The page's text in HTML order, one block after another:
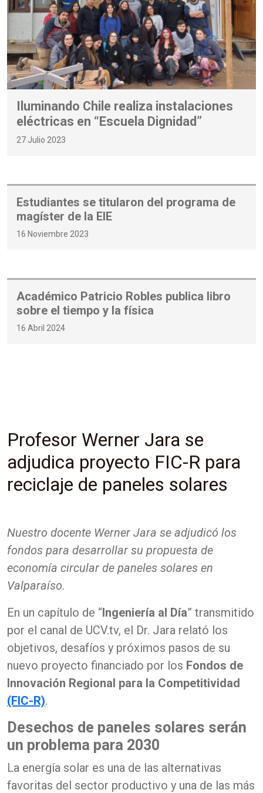
Iluminando Chile realiza instalaciones
eléctricas en “Escuela Dignidad”
27 Julio 2023
Estudiantes se titularon del programa de
magíster de la EIE
16 Noviembre 2023
Académico Patricio Robles publica libro
sobre el tiempo y la física
16 Abril 2024
Profesor Werner Jara se
adjudica proyecto FIC-R para
reciclaje de paneles solares
Nuestro docente Werner Jara se adjudicó los
fondos para desarrollar su propuesta de
economía circular de paneles solares en
Valparaíso.
En un capítulo de “Ingeniería al Día” transmitido
por el canal de UCV.tv, el Dr. Jara relató los
objetivos, desafíos y próximos pasos de su
nuevo proyecto financiado por los Fondos de
Innovación Regional para la Competitividad
(FIC-R).
Desechos de paneles solares serán
un problema para 2030
La energía solar es una de las alternativas
favoritas del sector productivo y una de las más